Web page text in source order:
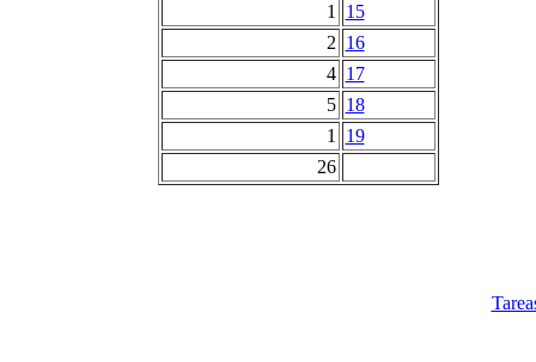
1
15
2 16
4 17
5 18
1
19
26